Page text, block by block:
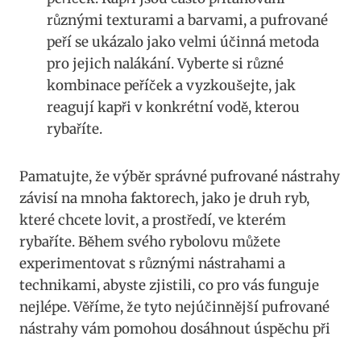
různými texturami a barvami, a pufrované
peří se ukázalo jako velmi účinná metoda ​
pro jejich nalákání. Vyberte‌ si různé
kombinace peříček a vyzkoušejte, jak
reagují kapři v konkrétní​ vodě, kterou
rybaříte.
Pamatujte, že výběr ‌správné pufrované nástrahy
závisí na mnoha faktorech, ‍jako je druh ryb,
které chcete lovit, a prostředí, ve kterém
⁣rybaříte. Během ‍svého rybolovu můžete
experimentovat ⁢s⁣ různými nástrahami a
technikami, abyste zjistili, co pro vás funguje
nejlépe. Věříme, že tyto nejúčinnější pufrované
nástrahy vám pomohou dosáhnout úspěchu při